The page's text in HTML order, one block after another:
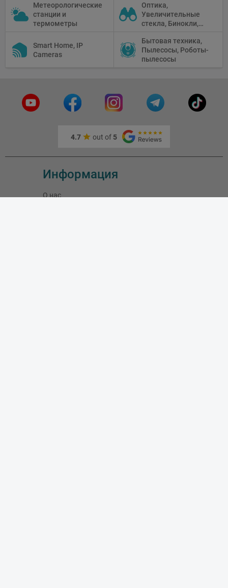
Мониторы,
Профессиональное
видео
Метеорологические
станции и
термометры
Оптика,
Увеличительные
стекла, Бинокли,
Телескопы,
Прицелы,
Микроскопы,
Smart Home, IP
Cameras
Бытовая техника,
Пылесосы, Роботы-
пылесосы
4.7 out of 5
Информация
О нас